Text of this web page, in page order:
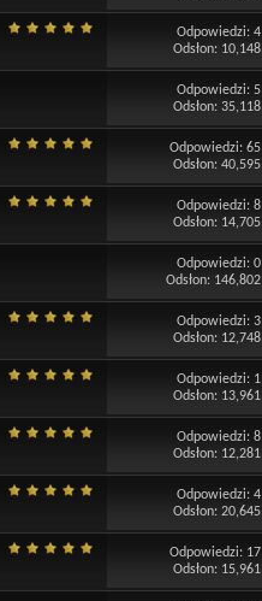
Odpowiedzi:4
Odsłon: 10,148
Odpowiedzi:5
Odsłon: 35,118
Odpowiedzi:65
Odsłon: 40,595
Odpowiedzi:8
Odsłon: 14,705
Odpowiedzi:0
Odsłon: 146,802
Odpowiedzi:3
Odsłon: 12,748
Odpowiedzi: 1
Odsłon: 13,961
Odpowiedzi:8
Odsłon: 12,281
Odpowiedzi:4
Odsłon: 20,645
Odpowiedzi: 17
Odsłon: 15,961